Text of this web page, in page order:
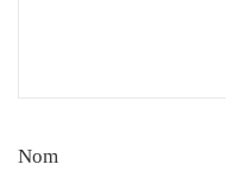
Nom